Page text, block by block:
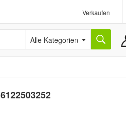
Verkaufen
Alle Kategorien